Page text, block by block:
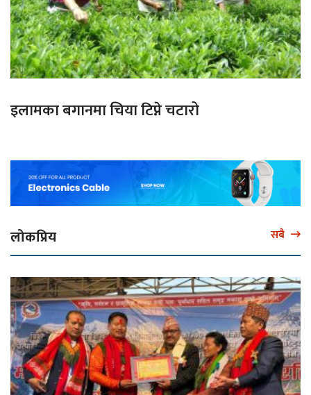
इलामका बगानमा चिया टिप्ने चटारो
लोकप्रिय सबै